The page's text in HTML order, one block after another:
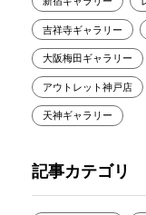
吉祥寺ギャラリー
大阪梅田ギャラリー
アウトレット神戸店
天神ギャラリー
記事カテゴリ